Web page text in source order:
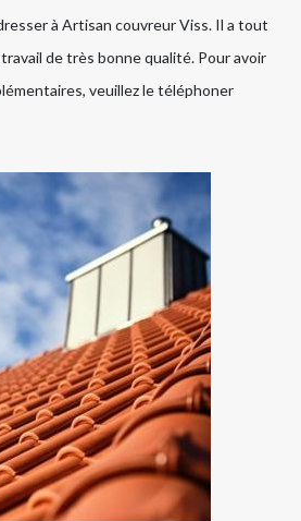
à Artisan couvreur Viss. Il a tout
de très bonne qualité. Pour avoir
veuillez le téléphoner